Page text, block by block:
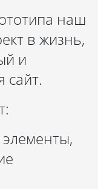
наш
в жизнь,
и